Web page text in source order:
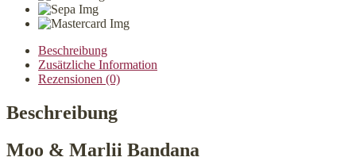
Menge
Beschreibung
Zusätzliche Information
Rezensionen (0)
Beschreibung
Moo & Marlii Bandana